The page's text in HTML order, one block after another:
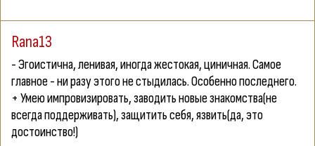
Rana13
- Эгоистична, ленивая, иногда жестокая, циничная. Самое
главное - ни разу этого не стыдилась. Особенно последнего.
+ Умею импровизировать, заводить новые знакомства(не
всегда поддерживать), защитить себя, язвить(да, это
достоинство!)